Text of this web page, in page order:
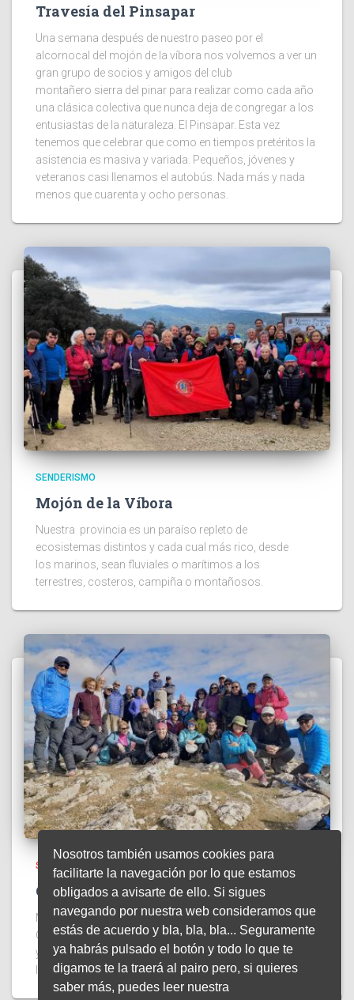
Travesía del Pinsapar
Una semana después de nuestro paseo por el
alcornocal del mojón de la víbora nos volvemos a ver un
gran grupo de socios y amigos del club
montañero sierra del pinar para realizar como cada año
una clásica colectiva que nunca deja de congregar a los
entusiastas de la naturaleza. El Pinsapar. Esta vez
tenemos que celebrar que como en tiempos pretéritos la
asistencia es masiva y variada. Pequeños, jóvenes y
veteranos casi llenamos el autobús. Nada más y nada
menos que cuarenta y ocho personas.
SENDERISMO
Mojón de la Víbora
Nuestra provincia es un paraíso repleto de
ecosistemas distintos y cada cual más rico, desde
los marinos, sean fluviales o marítimos a los
terrestres, costeros, campiña o montañosos.
SENDERISMO
Circular Monte Prieto
Maravillosa ruta con unas vistas panorámicas de lujo.
Gracias a José Antonio Ríos Pan por haberla preparado
y guiado, y a la directiva del club. Y a todos
los/las compis por tan estupendo día montañero.
Nosotros también usamos cookies para
facilitarte la navegación por lo que estamos
obligados a avisarte de ello. Si sigues
navegando por nuestra web consideramos que
estás de acuerdo y bla, bla, bla... Seguramente
ya habrás pulsado el botón y todo lo que te
digamos te la traerá al pairo pero, si quieres
saber más, puedes leer nuestra